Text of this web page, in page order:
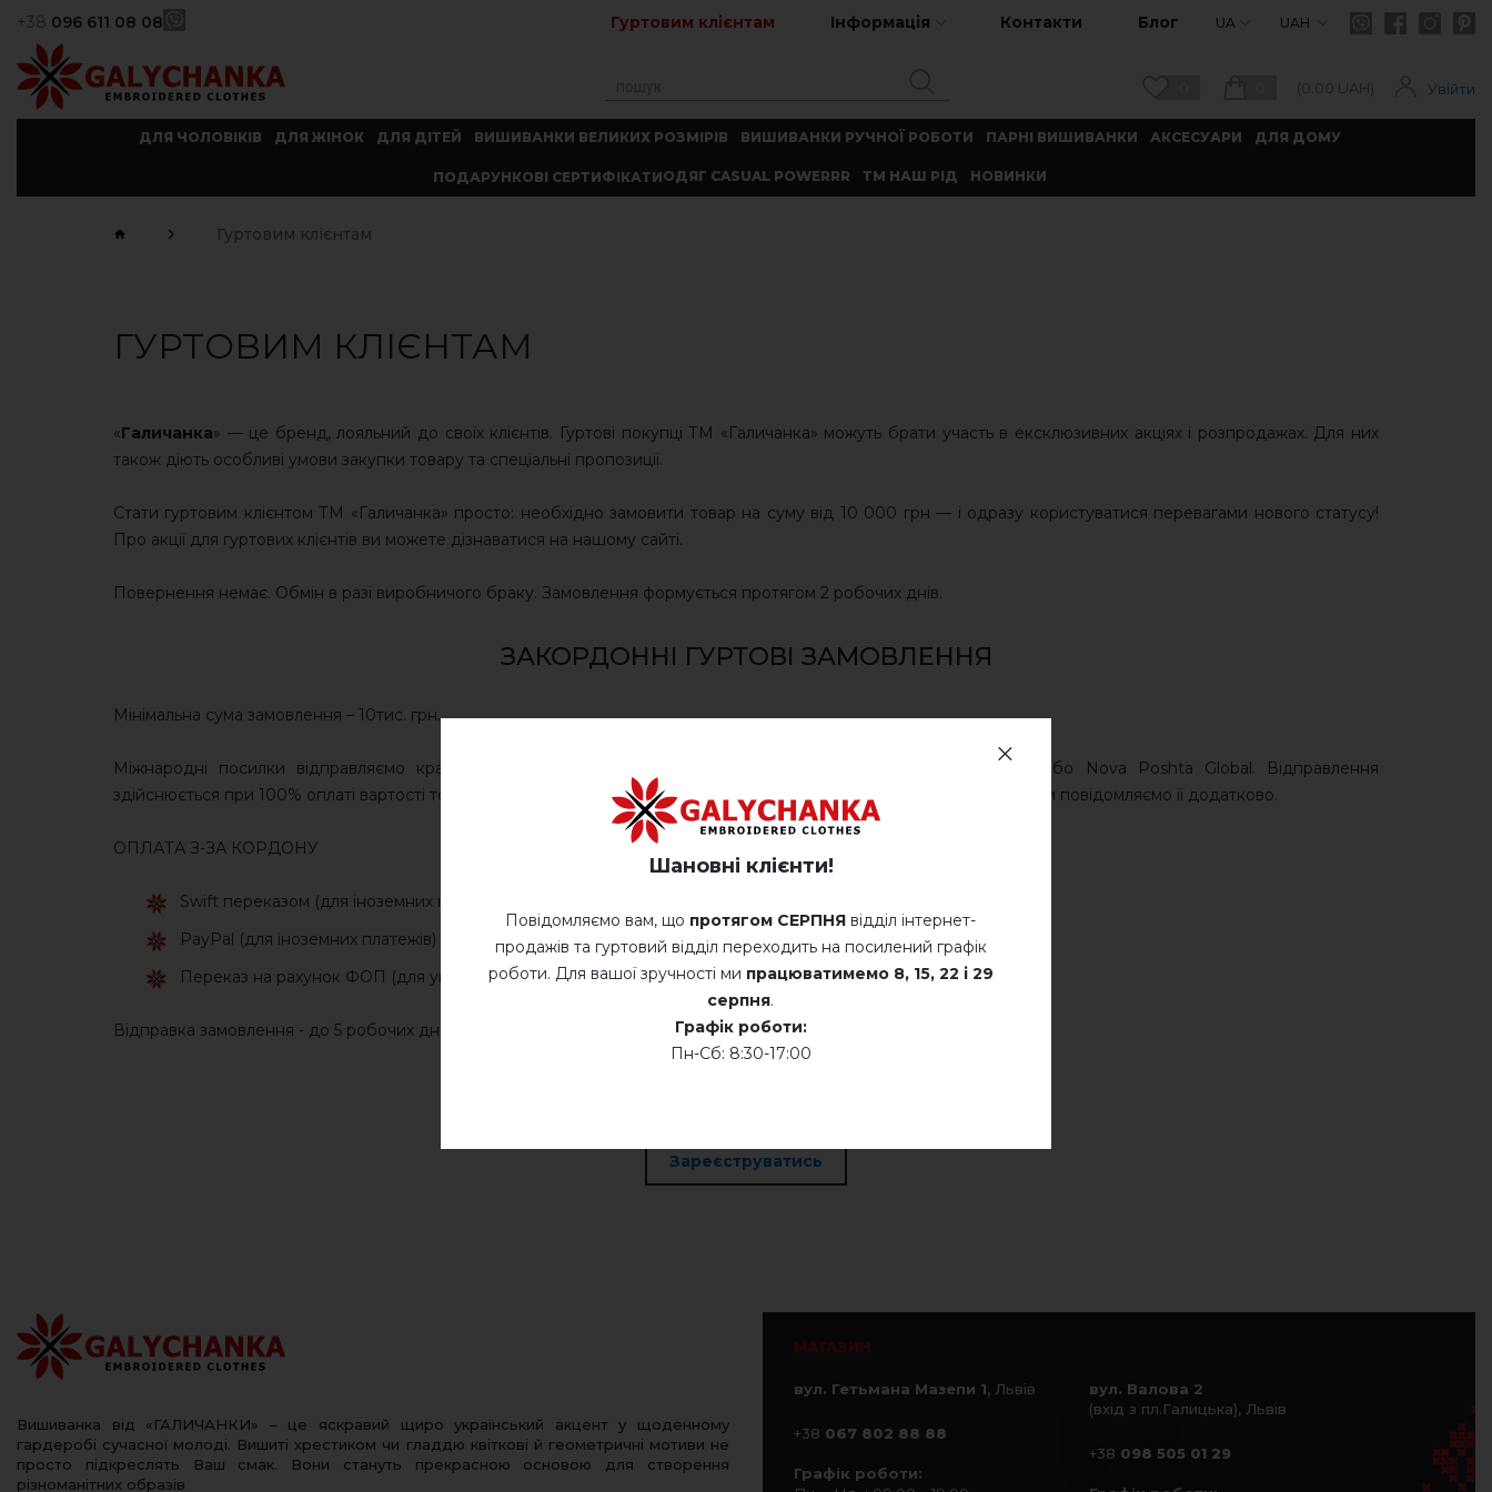
+38 096 611 08 08 Гуртовим клієнтам Інформація Контакти Блог UA UAH
(0.00 UAH) Увійти
ДЛЯ ЧОЛОВІКІВ ДЛЯ ЖІНОК ДЛЯ ДІТЕЙ ВИШИВАНКИ ВЕЛИКИХ РОЗМІРІВ ВИШИВАНКИ РУЧНОЇ РОБОТИ ПАРНІ ВИШИВАНКИ АКСЕСУАРИ ДЛЯ ДОМУ
ПОДАРУНКОВІ СЕРТИФІКАТИОДЯГ CASUAL POWERRR ТМ НАШ РІД НОВИНКИ
Гуртовим клієнтам
ГУРТОВИМ КЛІЄНТАМ
«Галичанка» — це бренд, лояльний до своїх клієнтів. Гуртові покупці ТМ «Галичанка» можуть брати участь в ексклюзивних акціях і розпродажах. Для них
також діють особливі умови закупки товару та спеціальні пропозиції.
Стати гуртовим клієнтом ТМ «Галичанка» просто: необхідно замовити товар на суму від 10 000 грн — і одразу користуватися перевагами нового статусу!
Про акції для гуртових клієнтів ви можете дізнаватися на нашому сайті.
Повернення немає. Обмін в разі виробничого браку. Замовлення формується протягом 2 робочих днів.
ЗАКОРДОННІ ГУРТОВІ ЗАМОВЛЕННЯ
Мінімальна сума замовлення – 10тис. грн.
Міжнародні посилки відправляємо кращими транспортними компаніями України: Укрпошта, Meest Express або Nova Poshta Global. Відправлення
здійснюється при 100% оплаті вартості товару та доставки. Вартість доставки залежить від об’ємної ваги пакунка. Ми повідомляємо її додатково.
ОПЛАТА З-ЗА КОРДОНУ
Swift переказом (для іноземних платежів)
PayPal (для іноземних платежів)
Переказ на рахунок ФОП (для українських платежів)
Відправка замовлення - до 5 робочих днів після оплати.
Зареєструватись
Вишиванка від «ГАЛИЧАНКИ» – це яскравий щиро український акцент у щоденному
гардеробі сучасної молоді. Вишиті хрестиком чи гладдю квіткові й геометричні мотиви не
просто підкреслять Ваш смак. Вони стануть прекрасною основою для створення
різноманітних образів
МАГАЗИН
вул. Гетьмана Мазепи 1, Львів
+38 067 802 88 88
Графік роботи:
вул. Валова 2
(вхід з пл.Галицька), Львів
+38 098 505 01 29
Шановні клієнти!
Повідомляємо вам, що протягом СЕРПНЯ відділ інтернет-
продажів та гуртовий відділ переходить на посилений графік
роботи. Для вашої зручності ми працюватимемо 8, 15, 22 і 29
серпня.
Графік роботи:
Пн-Сб: 8:30-17:00